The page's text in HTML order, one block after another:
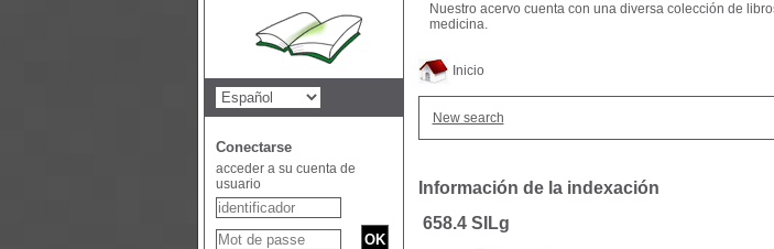
Inicio
New search
Información de la indexación
658.4 SILg
Nuestro acervo cuenta con una diversa colección de
medicina.
Conectarse
acceder a su cuenta de
usuario